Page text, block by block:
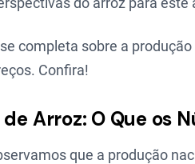
completa sobre a
Confira!
Arroz: O Que os
que a produção